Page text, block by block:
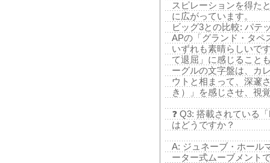
スピレーションを得た
に広がっています。
ビッグ3との比較: パテ
APの「グランド・タペ
いずれも素晴らしいで
て退屈」に感じること
ーグルの文字盤は、カ
ウトと相まって、深邃
き）」を感じさせ、視
❓ Q3: 搭載されている
はどうですか？
A: ジュネーブ・ホール
ーター式ムーブメント